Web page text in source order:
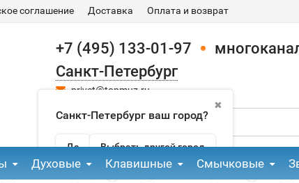
соглашение Доставка Оплата и возврат
+7 (495) 133-01-97
Санкт-Петербург
✖
Санкт-Петербург ваш город?
Да Выбрать другой город
privet@topmuz.ru
Духовые Клавишные Смычковые